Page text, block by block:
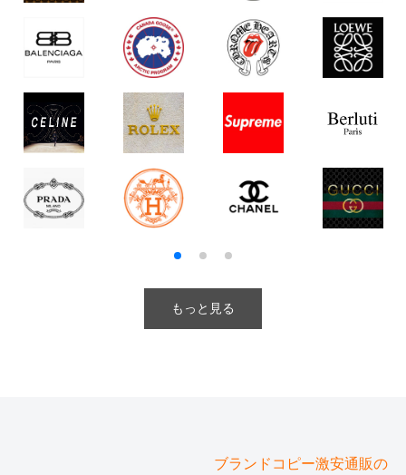
もっと見る
ブランドコピー激安通販の